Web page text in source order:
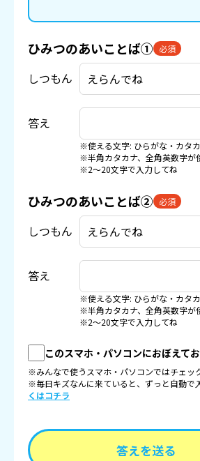
ひみつのあいことば① 必須
しつもん
答え
※使える文字: ひらがな・カタ
※半角カタカナ、全角英数字が
※2〜20文字で入力してね
ひみつのあいことば② 必須
しつもん
答え
※使える文字: ひらがな・カタ
※半角カタカナ、全角英数字が
※2〜20文字で入力してね
このスマホ・パソコンにおぼえて
※みんなで使うスマホ・パソコンではチェッ
※毎日キズなんに来ていると、ずっと自動で
くはコチラ
答えを送る